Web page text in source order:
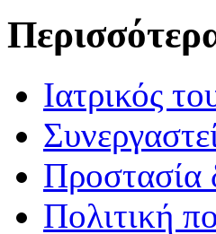
Ιατρικός
Προστασία
Πολιτική